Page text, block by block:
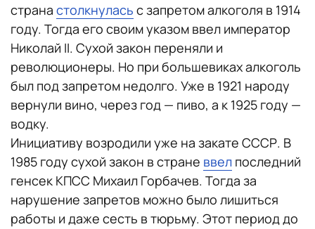
страна столкнулась с запретом алкоголя в 1914
году. Тогда его своим указом ввел император
Николай II. Сухой закон переняли и
революционеры. Но при большевиках алкоголь
был под запретом недолго. Уже в 1921 народу
вернули вино, через год — пиво, а к 1925 году —
водку.
Инициативу возродили уже на закате СССР. В
1985 году сухой закон в стране ввел последний
генсек КПСС Михаил Горбачев. Тогда за
нарушение запретов можно было лишиться
работы и даже сесть в тюрьму. Этот период до